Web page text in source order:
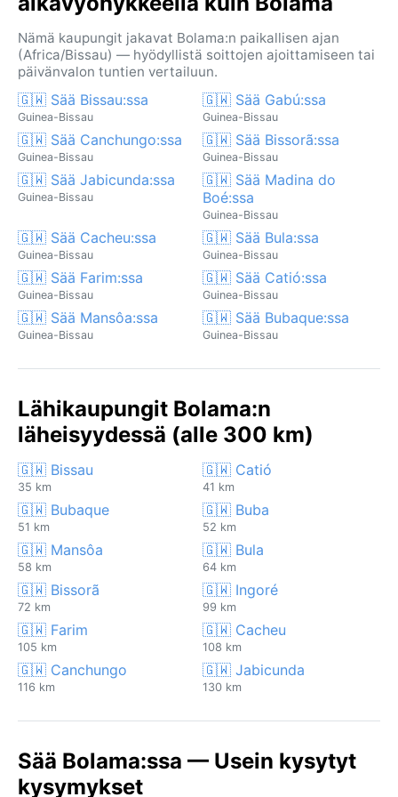
Nämä kaupungit jakavat Bolama:n paikallisen ajan
(Africa/Bissau) — hyödyllistä soittojen ajoittamiseen tai
päivänvalon tuntien vertailuun.
🇬🇼 Sää Bissau:ssa
Guinea-Bissau
🇬🇼 Sää Gabú:ssa
Guinea-Bissau
🇬🇼 Sää Canchungo:ssa
Guinea-Bissau
🇬🇼 Sää Bissorã:ssa
Guinea-Bissau
🇬🇼 Sää Jabicunda:ssa
Guinea-Bissau
🇬🇼 Sää Madina do
Boé:ssa
Guinea-Bissau
🇬🇼 Sää Cacheu:ssa
Guinea-Bissau
🇬🇼 Sää Bula:ssa
Guinea-Bissau
🇬🇼 Sää Farim:ssa
Guinea-Bissau
🇬🇼 Sää Catió:ssa
Guinea-Bissau
🇬🇼 Sää Mansôa:ssa
Guinea-Bissau
🇬🇼 Sää Bubaque:ssa
Guinea-Bissau
Lähikaupungit Bolama:n
läheisyydessä (alle 300 km)
🇬🇼 Bissau
35 km
🇬🇼 Catió
41 km
🇬🇼 Bubaque
51 km
🇬🇼 Buba
52 km
🇬🇼 Mansôa
58 km
🇬🇼 Bula
64 km
🇬🇼 Bissorã
72 km
🇬🇼 Ingoré
99 km
🇬🇼 Farim
105 km
🇬🇼 Cacheu
108 km
🇬🇼 Canchungo
116 km
🇬🇼 Jabicunda
130 km
Sää Bolama:ssa — Usein kysytyt
kysymykset